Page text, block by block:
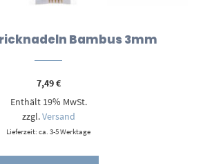
Bambus 3mm
7,49€
Enthält 19% MwSt.
zzgl.Versand
Lieferzeit: ca. 3-5 Werktage